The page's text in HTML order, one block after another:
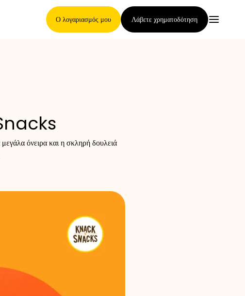
Ο λογαριασμός μου Λάβετε χρηματοδότηση
Όροι ανάθεσης απαιτήσεων
Επιλογή μάρκας
όνειρα και η σκληρή δουλειά